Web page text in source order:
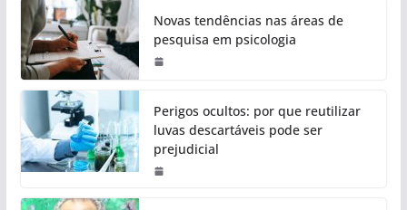
Novas tendências nas áreas de
pesquisa em psicologia
Perigos ocultos: por que reutilizar
luvas descartáveis pode ser
prejudicial